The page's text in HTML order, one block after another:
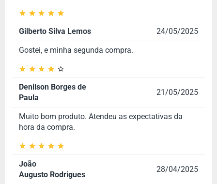
Confira mais camisas de manga curta em nossa categoria:
Gilberto Silva Lemos 24/05/2025
Gostei, e minha segunda compra.
Denilson Borges de
Paula
21/05/2025
Muito bom produto. Atendeu as expectativas da
hora da compra.
João
Augusto Rodrigues
28/04/2025